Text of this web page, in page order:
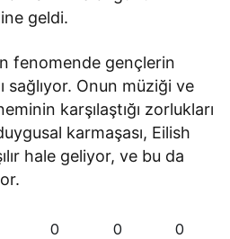
geldi.
fenomende gençlerin
sağlıyor. Onun müziği ve
karşılaştığı zorlukları
karmaşası, Eilish
hale geliyor, ve bu da
0 0 0